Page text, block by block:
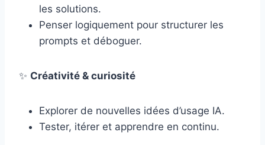
les solutions.
Penser logiquement pour structurer les
prompts et déboguer.
✨ Créativité & curiosité
Explorer de nouvelles idées d’usage IA.
Tester, itérer et apprendre en continu.